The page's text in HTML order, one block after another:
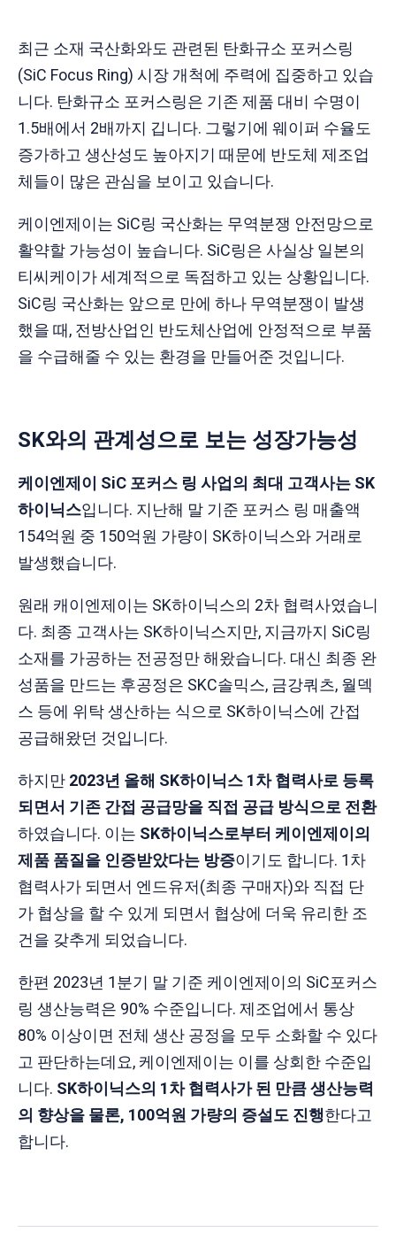
최근 소재 국산화와도 관련된 탄화규소 포커스링
(SiC Focus Ring) 시장 개척에 주력에 집중하고 있습
니다. 탄화규소 포커스링은 기존 제품 대비 수명이
1.5배에서 2배까지 깁니다. 그렇기에 웨이퍼 수율도
증가하고 생산성도 높아지기 때문에 반도체 제조업
체들이 많은 관심을 보이고 있습니다.
케이엔제이는 SiC링 국산화는 무역분쟁 안전망으로
활약할 가능성이 높습니다. SiC링은 사실상 일본의
티씨케이가 세계적으로 독점하고 있는 상황입니다.
SiC링 국산화는 앞으로 만에 하나 무역분쟁이 발생
했을 때, 전방산업인 반도체산업에 안정적으로 부품
을 수급해줄 수 있는 환경을 만들어준 것입니다.
SK와의 관계성으로 보는 성장가능성
케이엔제이 SiC 포커스 링 사업의 최대 고객사는 SK
하이닉스입니다. 지난해 말 기준 포커스 링 매출액
154억원 중 150억원 가량이 SK하이닉스와 거래로
발생했습니다.
원래 캐이엔제이는 SK하이닉스의 2차 협력사였습니
다. 최종 고객사는 SK하이닉스지만, 지금까지 SiC링
소재를 가공하는 전공정만 해왔습니다. 대신 최종 완
성품을 만드는 후공정은 SKC솔믹스, 금강쿼츠, 월덱
스 등에 위탁 생산하는 식으로 SK하이닉스에 간접
공급해왔던 것입니다.
하지만 2023년 올해 SK하이닉스 1차 협력사로 등록
되면서 기존 간접 공급망을 직접 공급 방식으로 전환
하였습니다. 이는 SK하이닉스로부터 케이엔제이의
제품 품질을 인증받았다는 방증이기도 합니다. 1차
협력사가 되면서 엔드유저(최종 구매자)와 직접 단
가 협상을 할 수 있게 되면서 협상에 더욱 유리한 조
건을 갖추게 되었습니다.
한편 2023년 1분기 말 기준 케이엔제이의 SiC포커스
링 생산능력은 90% 수준입니다. 제조업에서 통상
80% 이상이면 전체 생산 공정을 모두 소화할 수 있다
고 판단하는데요, 케이엔제이는 이를 상회한 수준입
니다. SK하이닉스의 1차 협력사가 된 만큼 생산능력
의 향상을 물론, 100억원 가량의 증설도 진행한다고
합니다.